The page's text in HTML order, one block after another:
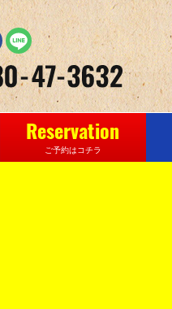
Reservation
ご予約はコチラ